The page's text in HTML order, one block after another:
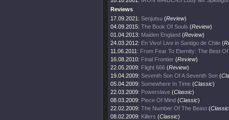
Reviews
17.09.2021: Senjutsu (Review)
04.09.2015: The Book Of Souls (Review)
01.04.2013: Maiden England (Review)
24.03.2012: En Vivo! Live in Santigo de Chile (
11.06.2011: From Fear To Eternity: The Best
16.08.2010: Final Frontier (Review)
22.05.2009: Flight 666 (Review)
19.04.2009: Seventh Son Of A Seventh Son (
05.04.2009: Somewhere In Time (Classic)
22.03.2009: Powerslave (Classic)
08.03.2009: Piece Of Mind (Classic)
22.02.2009: The Number Of The Beast (Classic
08.02.2009: Killers (Classic)